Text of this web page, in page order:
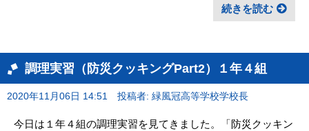
続きを読む
調理実習（防災クッキングPart2）１年４組
2020年11月06日 14:51 投稿者: 緑風冠高等学校学校長
今日は１年４組の調理実習を見てきました。「防災クッキン